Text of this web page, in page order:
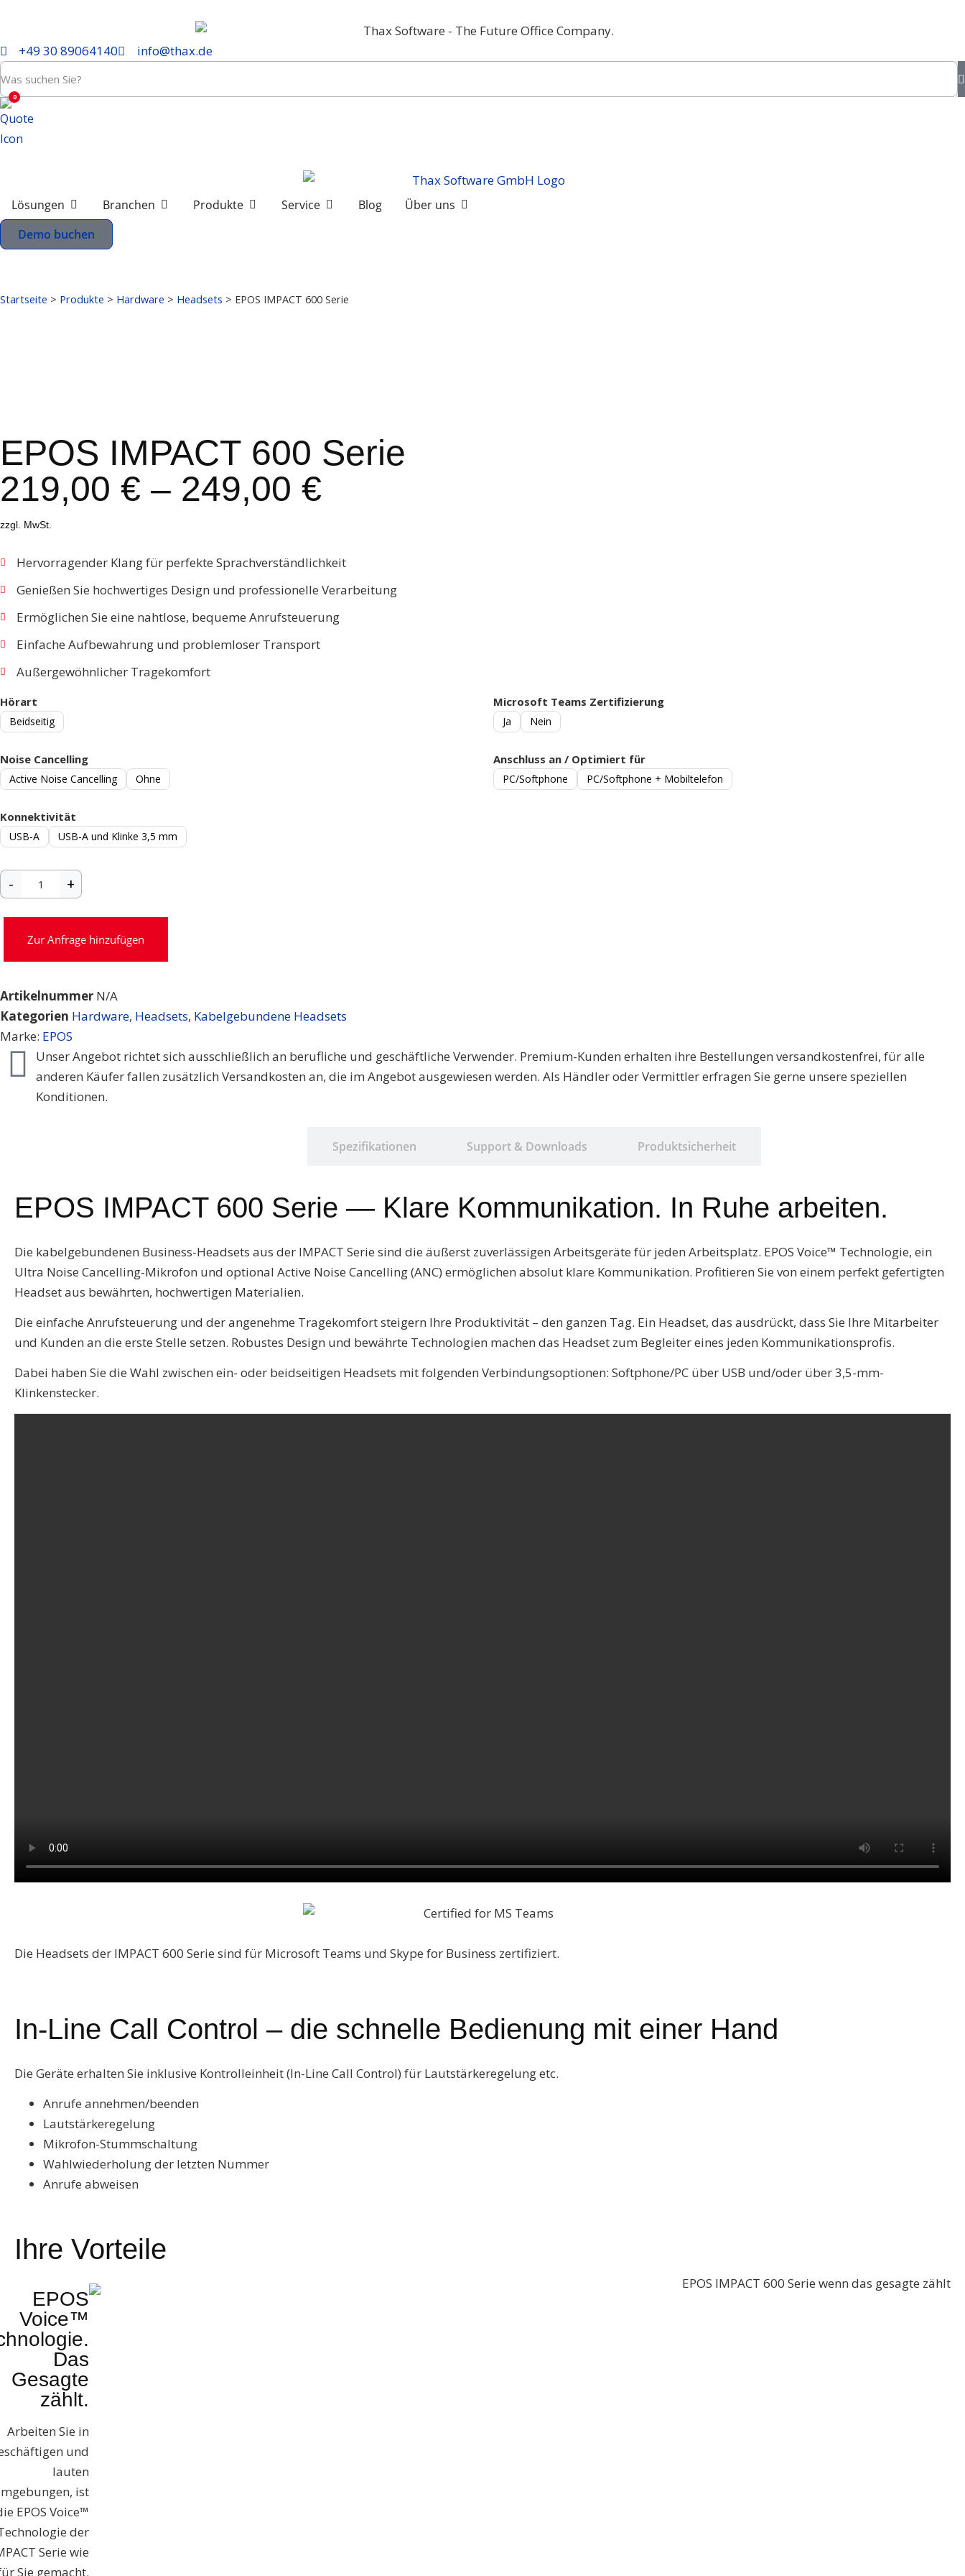
+49 30 89064140 info@thax.de
0
Lösungen Branchen Produkte Service Blog
Über uns
Demo buchen
Startseite > Produkte > Hardware > Headsets > EPOS IMPACT 600 Serie
EPOS IMPACT 600 Serie
219,00 € – 249,00 €
zzgl. MwSt.
Hervorragender Klang für perfekte Sprachverständlichkeit
Genießen Sie hochwertiges Design und professionelle Verarbeitung
Ermöglichen Sie eine nahtlose, bequeme Anrufsteuerung
Einfache Aufbewahrung und problemloser Transport
Außergewöhnlicher Tragekomfort
Hörart
Beidseitig
Microsoft Teams Zertifizierung
Ja Nein
Noise Cancelling
Active Noise Cancelling Ohne
Anschluss an / Optimiert für
PC/Softphone PC/Softphone + Mobiltelefon
Konnektivität
USB-A USB-A und Klinke 3,5 mm
Zur Anfrage hinzufügen
Artikelnummer N/A
Kategorien Hardware, Headsets, Kabelgebundene Headsets
Marke: EPOS
Unser Angebot richtet sich ausschließlich an berufliche und geschäftliche Verwender. Premium-Kunden erhalten ihre Bestellungen versandkostenfrei, für alle
anderen Käufer fallen zusätzlich Versandkosten an, die im Angebot ausgewiesen werden. Als Händler oder Vermittler erfragen Sie gerne unsere speziellen
Konditionen.
Spezifikationen Support & Downloads Produktsicherheit
EPOS IMPACT 600 Serie — Klare Kommunikation. In Ruhe arbeiten.
Die kabelgebundenen Business-Headsets aus der IMPACT Serie sind die äußerst zuverlässigen Arbeitsgeräte für jeden Arbeitsplatz. EPOS Voice™ Technologie, ein
Ultra Noise Cancelling-Mikrofon und optional Active Noise Cancelling (ANC) ermöglichen absolut klare Kommunikation. Profitieren Sie von einem perfekt gefertigten
Headset aus bewährten, hochwertigen Materialien.
Die einfache Anrufsteuerung und der angenehme Tragekomfort steigern Ihre Produktivität – den ganzen Tag. Ein Headset, das ausdrückt, dass Sie Ihre Mitarbeiter
und Kunden an die erste Stelle setzen. Robustes Design und bewährte Technologien machen das Headset zum Begleiter eines jeden Kommunikationsprofis.
Dabei haben Sie die Wahl zwischen ein- oder beidseitigen Headsets mit folgenden Verbindungsoptionen: Softphone/PC über USB und/oder über 3,5-mm-
Klinkenstecker.
Die Headsets der IMPACT 600 Serie sind für Microsoft Teams und Skype for Business zertifiziert.
In-Line Call Control – die schnelle Bedienung mit einer Hand
Die Geräte erhalten Sie inklusive Kontrolleinheit (In-Line Call Control) für Lautstärkeregelung etc.
Anrufe annehmen/beenden
Lautstärkeregelung
Mikrofon-Stummschaltung
Wahlwiederholung der letzten Nummer
Anrufe abweisen
Ihre Vorteile
EPOS
Voice™
Das
Gesagte
zählt.
Arbeiten Sie in
und
lauten
ist
EPOS Voice™
der
Serie wie
Sie gemacht.